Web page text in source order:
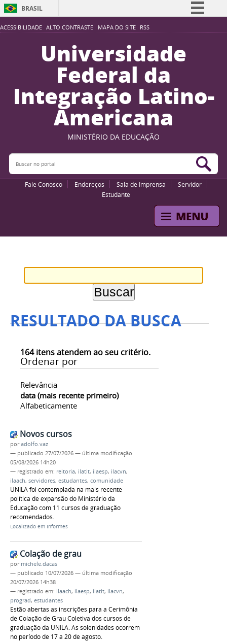
ACESSIBILIDADE ALTO CONTRASTE MAPA DO SITE RSS
BRASIL
Simplifique!
Participe
Acesso à informação
Legislação
Canais
Universidade
Federal da
Integração Latino-
Americana
MINISTÉRIO DA EDUCAÇÃO
Buscar no portal
Fale Conosco Endereços Sala de Imprensa
Servidor
Estudante
RESULTADO DA BUSCA
164itens atendem ao seu critério.
Ordenar por
Relevância
data (mais recente primeiro)
Alfabeticamente
Novos cursos
poradolfo.vaz
— publicado 27/07/2026 — última modificação
05/08/2026 14h20
— registrado em: reitoria, ilatit, ilaesp, ilacvn,
ilaach, servidores, estudantes, comunidade
UNILA foi contemplada na mais recente
política de expansão do Ministério da
Educação com 11 cursos de graduação
recomendados.
Localizado em Informes
Colação de grau
por michele.dacas
— publicado 10/07/2026 — última modificação
20/07/2026 14h38
— registrado em: ilaach, ilaesp, ilatit, ilacvn,
prograd, estudantes
Estão abertas as inscrições para a Cerimônia
de Colação de Grau Coletiva dos cursos de
graduação da UNILA. As solenidades ocorrem
no período de 17 a 20 de agosto.